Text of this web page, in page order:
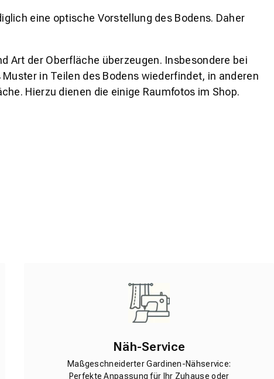
eine optische Vorstellung des Bodens. Daher
Art der Oberfläche überzeugen. Insbesondere bei
in Teilen des Bodens wiederfindet, in anderen
Hierzu dienen die einige Raumfotos im Shop.
Näh-Service
Maßgeschneiderter Gardinen-Nähservice:
Perfekte Anpassung für Ihr Zuhause oder